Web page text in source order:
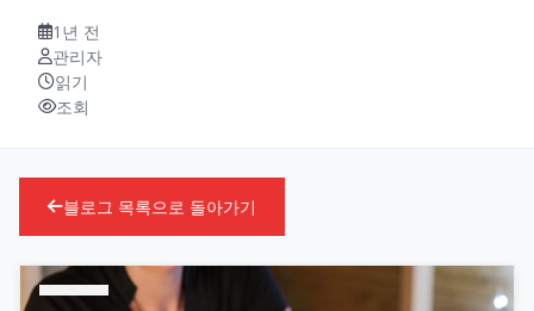
1년 전
관리자
읽기
조회
블로그 목록으로 돌아가기